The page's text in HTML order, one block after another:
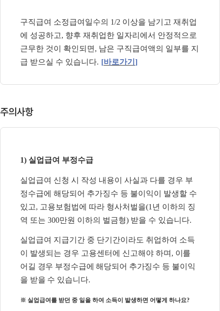
구직급여 소정급여일수의 1/2 이상을 남기고 재취업
에 성공하고, 향후 재취업한 일자리에서 안정적으로
근무한 것이 확인되면 , 남은 구직급여액의 일부를 지
급 받으실 수 있습니다. [바로가기 ]
주의사항
1) 실업급여 부정수급
실업급여 신청 시 작성 내용이 사실과 다를 경우 부
정수급에 해당되어 추가징수 등 불이익이 발생할 수
있고, 고용보험법에 따라 형사처벌을(1 년 이하의 징
역 또는 300만원 이하의 벌금형) 받을 수 있습니다.
실업급여 지급기간 중 단기간이라도 취업하여 소득
이 발생되는 경우 고용센터에 신고해야 하며 , 이를
어길 경우 부정수급에 해당되어 추가징수 등 불이익
을 받을 수 있습니다.
※ 실업급여를 받던 중 일을 하여 소득이 발생하면 어떻게 하나요?